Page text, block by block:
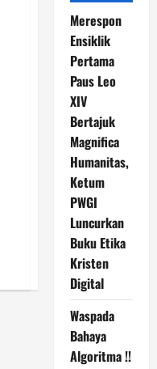
Merespon
Ensiklik
Pertama
Paus Leo
XIV
Bertajuk
Magnifica
Humanitas,
Ketum
PWGI
Luncurkan
Buku Etika
Kristen
Digital
Waspada
Bahaya
Algoritma !!